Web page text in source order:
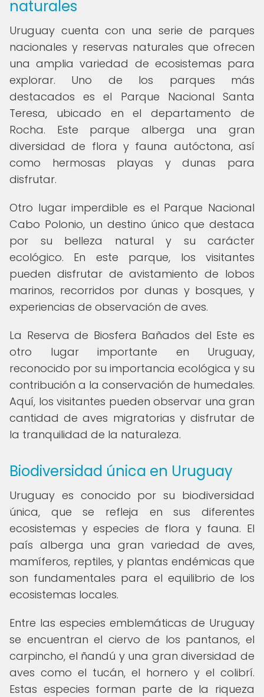
naturales
Uruguay cuenta con una serie de parques
nacionales y reservas naturales que ofrecen
una amplia variedad de ecosistemas para
explorar. Uno de los parques más
destacados es el Parque Nacional Santa
Teresa, ubicado en el departamento de
Rocha. Este parque alberga una gran
diversidad de flora y fauna autóctona, así
como hermosas playas y dunas para
disfrutar.
Otro lugar imperdible es el Parque Nacional
Cabo Polonio, un destino único que destaca
por su belleza natural y su carácter
ecológico. En este parque, los visitantes
pueden disfrutar de avistamiento de lobos
marinos, recorridos por dunas y bosques, y
experiencias de observación de aves.
La Reserva de Biosfera Bañados del Este es
otro lugar importante en Uruguay,
reconocido por su importancia ecológica y su
contribución a la conservación de humedales.
Aquí, los visitantes pueden observar una gran
cantidad de aves migratorias y disfrutar de
la tranquilidad de la naturaleza.
Biodiversidad única en Uruguay
Uruguay es conocido por su biodiversidad
única, que se refleja en sus diferentes
ecosistemas y especies de flora y fauna. El
país alberga una gran variedad de aves,
mamíferos, reptiles, y plantas endémicas que
son fundamentales para el equilibrio de los
ecosistemas locales.
Entre las especies emblemáticas de Uruguay
se encuentran el ciervo de los pantanos, el
carpincho, el ñandú y una gran diversidad de
aves como el tucán, el hornero y el colibrí.
Estas especies forman parte de la riqueza